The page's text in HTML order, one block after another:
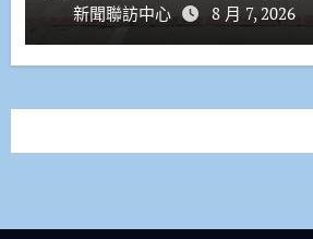
新聞聯訪中心 8 月 7, 2026